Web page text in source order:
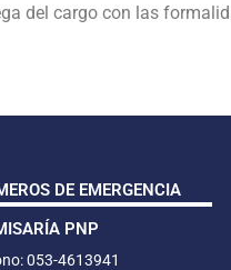
del cargo con las
DE EMERGENCIA
PNP
053-4613941